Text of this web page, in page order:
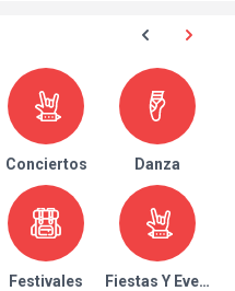
Conciertos Danza
Festivales Fiestas Y Eventos